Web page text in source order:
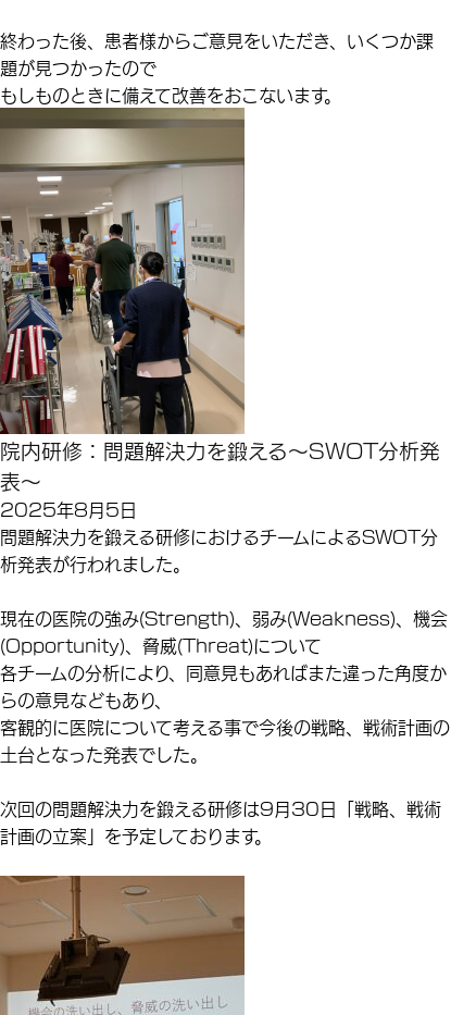
終わった後、患者様からご意見をいただき、いくつか課
題が見つかったので
もしものときに備えて改善をおこないます。
院内研修：問題解決力を鍛える～SWOT分析発
表～
2025年8月5日
問題解決力を鍛える研修におけるチームによるSWOT分
析発表が行われました。
現在の医院の強み(Strength)、弱み(Weakness)、機会
(Opportunity)、脅威(Threat)について
各チームの分析により、同意見もあればまた違った角度か
らの意見などもあり、
客観的に医院について考える事で今後の戦略、戦術計画の
土台となった発表でした。
次回の問題解決力を鍛える研修は9月30日「戦略、戦術
計画の立案」を予定しております。